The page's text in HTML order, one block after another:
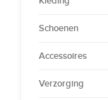
Schoenen
Accessoires
Verzorging